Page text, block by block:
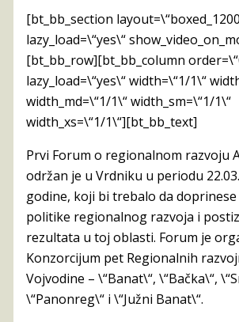
[bt_bb_section
lazy_load=\“yes\“
[bt_bb_row][bt_bb_column
lazy_load=\“yes\“ width=\“1/1\“
width_md=\“1/1\“ width_sm=\“1/1\“
width_xs=\“1/1\“][bt_bb_text]
Prvi Forum o regionalnom razvoju
održan je u Vrdniku u periodu
godine, koji bi trebalo da
politike regionalnog razvoja i
rezultata u toj oblasti. Forum je
Konzorcijum pet Regionalnih
Vojvodine – \“Banat\“, \“Bačka\“,
\“Panonreg\“ i \“Južni Banat\“.